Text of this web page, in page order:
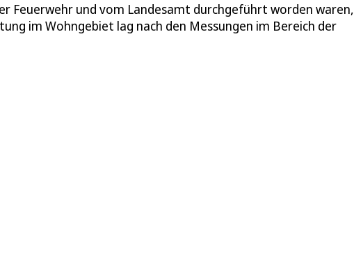
Feuerwehr und vom Landesamt durchgeführt worden waren,
im Wohngebiet lag nach den Messungen im Bereich der